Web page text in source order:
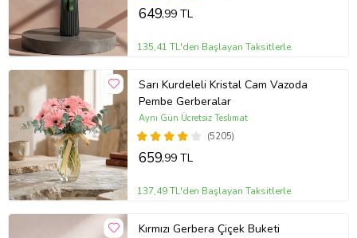
649,99 TL
135,41 TL'den Başlayan Taksitlerle
Sarı Kurdeleli Kristal Cam Vazoda
Pembe Gerberalar
(5205)
Aynı Gün Ücretsiz Teslimat
659,99 TL
137,49 TL'den Başlayan Taksitlerle
Kırmızı Gerbera Çiçek Buketi